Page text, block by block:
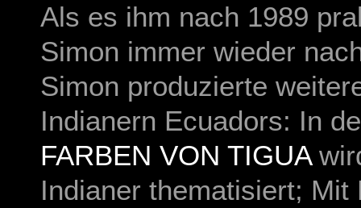
Als es ihm nach 1989
Simon immer wieder
Simon produzierte
Indianern Ecuadors: In
FARBEN VON TIGUA
Indianer thematisiert;